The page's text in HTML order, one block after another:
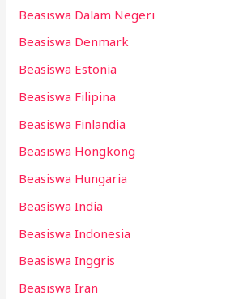
Beasiswa Dalam Negeri
Beasiswa Denmark
Beasiswa Estonia
Beasiswa Filipina
Beasiswa Finlandia
Beasiswa Hongkong
Beasiswa Hungaria
Beasiswa India
Beasiswa Indonesia
Beasiswa Inggris
Beasiswa Iran